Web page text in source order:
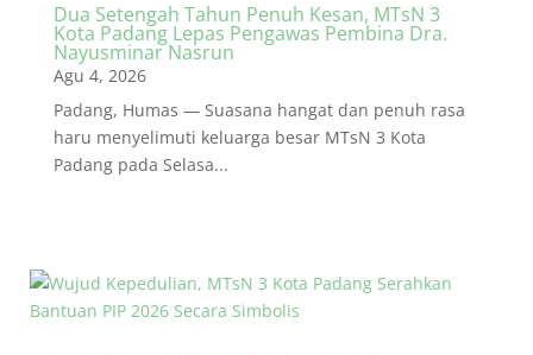
Dua Setengah Tahun Penuh Kesan, MTsN 3
Kota Padang Lepas Pengawas Pembina Dra.
Nayusminar Nasrun
Agu 4, 2026
Padang, Humas — Suasana hangat dan penuh rasa
haru menyelimuti keluarga besar MTsN 3 Kota
Padang pada Selasa...